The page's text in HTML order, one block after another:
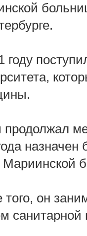
году
продолжал
Мариинской
того, он
санитарной